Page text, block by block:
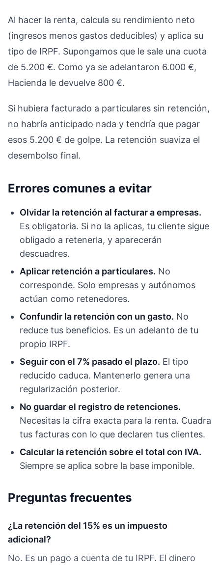
Al hacer la renta, calcula su rendimiento neto
(ingresos menos gastos deducibles) y aplica su
tipo de IRPF. Supongamos que le sale una cuota
de 5.200 €. Como ya se adelantaron 6.000 €,
Hacienda le devuelve 800 €.
Si hubiera facturado a particulares sin retención,
no habría anticipado nada y tendría que pagar
esos 5.200 € de golpe. La retención suaviza el
desembolso final.
Errores comunes a evitar
Olvidar la retención al facturar a empresas.
Es obligatoria. Si no la aplicas, tu cliente sigue
obligado a retenerla, y aparecerán
descuadres.
Aplicar retención a particulares. No
corresponde. Solo empresas y autónomos
actúan como retenedores.
Confundir la retención con un gasto. No
reduce tus beneficios. Es un adelanto de tu
propio IRPF.
Seguir con el 7% pasado el plazo. El tipo
reducido caduca. Mantenerlo genera una
regularización posterior.
No guardar el registro de retenciones.
Necesitas la cifra exacta para la renta. Cuadra
tus facturas con lo que declaren tus clientes.
Calcular la retención sobre el total con IVA.
Siempre se aplica sobre la base imponible.
Preguntas frecuentes
¿La retención del 15% es un impuesto
adicional?
No. Es un pago a cuenta de tu IRPF. El dinero